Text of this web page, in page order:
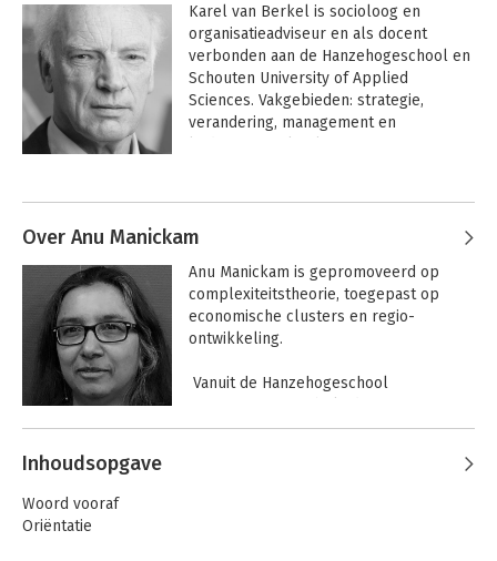
Karel van Berkel is socioloog en
organisatieadviseur en als docent
verbonden aan de Hanzehogeschool en
Schouten University of Applied
Sciences. Vakgebieden: strategie,
verandering, management en
publiceerde eerder boeken over
organisatievernieuwing.
De grote
systeemwissel - 1e
editie
Over Anu Manickam
Anu Manickam is gepromoveerd op
complexiteitstheorie, toegepast op
economische clusters en regio-
ontwikkeling.
onderzoeksprojecten over regio-
Andere boeken door Anu Manickam
Inhoudsopgave
Woord vooraf
Oriëntatie